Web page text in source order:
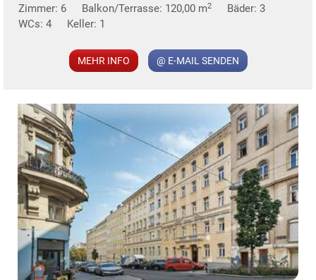
KLIS
Zimmer: 6
Balkon/Terrasse: 120,00 m2
Bäder: 3
WCs: 4
Keller: 1
MEHR INFO @ E-MAIL SENDEN